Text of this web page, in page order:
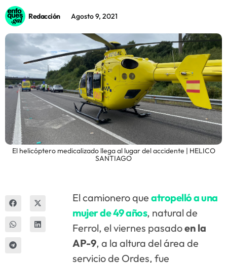
Sostenibilidad
Innova
Redacción Agosto 9, 2021
El helicóptero medicalizado llega al lugar del accidente | HELICO
SANTIAGO
El camionero queatropelló a una
mujer de 49 años, natural de
Ferrol, el viernes pasadoen la
AP-9, a la altura del área de
servicio de Ordes, fue